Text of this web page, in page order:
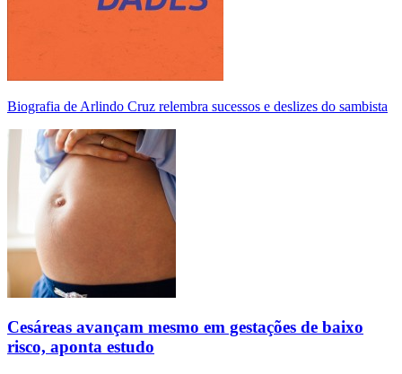
Biografia de Arlindo Cruz relembra sucessos e deslizes do sambista
Cesáreas avançam mesmo em gestações de baixo
risco, aponta estudo